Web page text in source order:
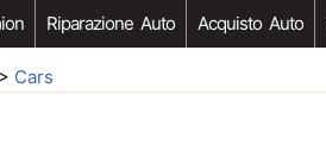
Riparazione Auto Acquisto Auto
Cars